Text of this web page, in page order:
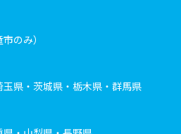
のみ）
県・茨城県・栃木県・群馬県